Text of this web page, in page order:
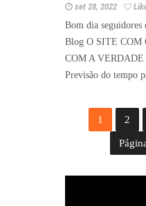
set 28, 2022
Bom dia seguidores
Blog O SITE COM
COM A VERDADE
Previsão do tempo
1 2